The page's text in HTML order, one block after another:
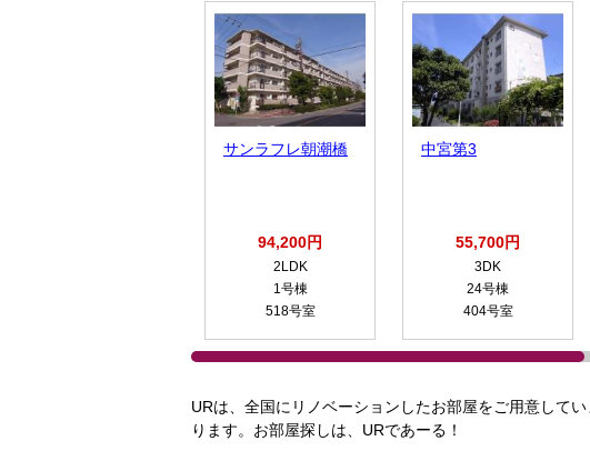
サンラフレ朝潮橋
94,200円
2LDK
1号棟
518号室
中宮第3
55,700円
3DK
24号棟
404号室
URは、全国にリノベーションしたお部屋をご用意して
ります。お部屋探しは、URであーる！